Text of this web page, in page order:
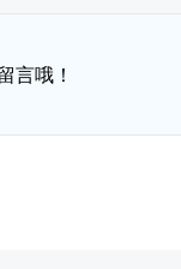
言哦！